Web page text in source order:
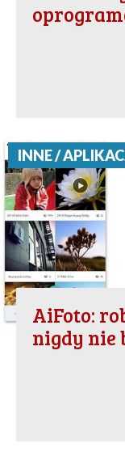
INNE /
AiFoto:
nigdy nie